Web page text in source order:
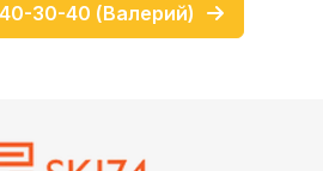
30-40 (Валерий)